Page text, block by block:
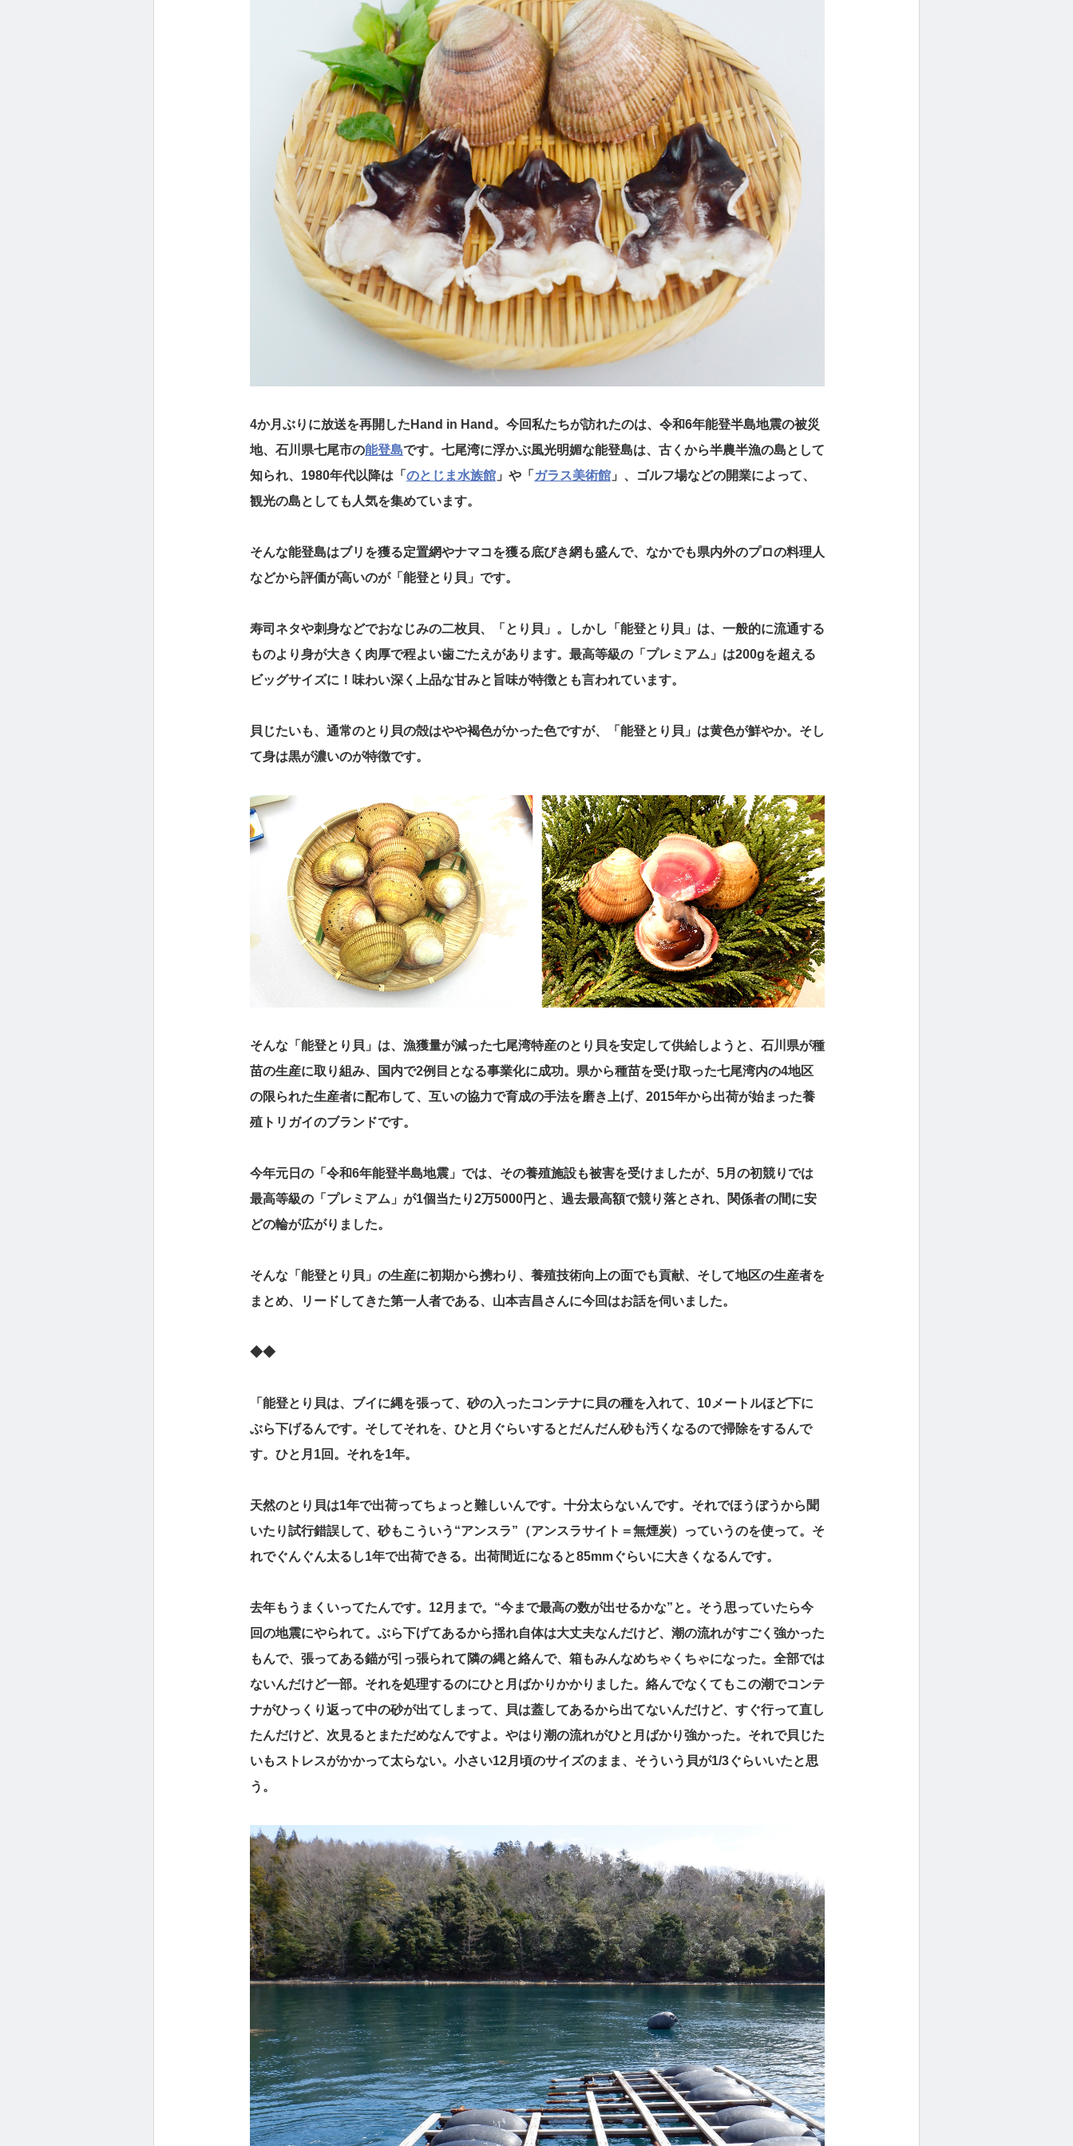
4か月ぶりに放送を再開したHand in Hand。今回私たちが訪れたのは、令和6年能登半島地震の被災
地、石川県七尾市の能登島です。七尾湾に浮かぶ風光明媚な能登島は、古くから半農半漁の島として
知られ、1980年代以降は「 のとじま水族館 」や「 ガラス美術館 」、ゴルフ場などの開業によって、
観光の島としても人気を集めています。
そんな能登島はブリを獲る定置網やナマコを獲る底びき網も盛んで、なかでも県内外のプロの料理人
などから評価が高いのが「能登とり貝」です。
寿司ネタや刺身などでおなじみの二枚貝、「とり貝」。しかし「能登とり貝」は、一般的に流通する
ものより身が大きく肉厚で程よい歯ごたえがあります。最高等級の「プレミアム」は200gを超える
ビッグサイズに！味わい深く上品な甘みと旨味が特徴とも言われています。
貝じたいも、通常のとり貝の殻はやや褐色がかった色ですが、「能登とり貝」は黄色が鮮やか。そし
て身は黒が濃いのが特徴です。
そんな「能登とり貝」は、漁獲量が減った七尾湾特産のとり貝を安定して供給しようと、石川県が種
苗の生産に取り組み、国内で2例目となる事業化に成功。県から種苗を受け取った七尾湾内の4地区
の限られた生産者に配布して、互いの協力で育成の手法を磨き上げ、2015年から出荷が始まった養
殖トリガイのブランドです。
今年元日の「令和6年能登半島地震」では、その養殖施設も被害を受けましたが、5月の初競りでは
最高等級の「プレミアム」が1個当たり2万5000円と、過去最高額で競り落とされ、関係者の間に安
どの輪が広がりました。
そんな「能登とり貝」の生産に初期から携わり、養殖技術向上の面でも貢献、そして地区の生産者を
まとめ、リードしてきた第一人者である、山本吉昌さんに今回はお話を伺いました。
◆◆
「能登とり貝は、ブイに縄を張って、砂の入ったコンテナに貝の種を入れて、10メートルほど下に
ぶら下げるんです。そしてそれを、ひと月ぐらいするとだんだん砂も汚くなるので掃除をするんで
す。ひと月1回。それを1年。
天然のとり貝は1年で出荷ってちょっと難しいんです。十分太らないんです。それでほうぼうから聞
いたり試行錯誤して、砂もこういう“アンスラ”（アンスラサイト＝無煙炭）っていうのを使って。そ
れでぐんぐん太るし1年で出荷できる。出荷間近になると85mmぐらいに大きくなるんです。
去年もうまくいってたんです。12月まで。“今まで最高の数が出せるかな”と。そう思っていたら今
回の地震にやられて。ぶら下げてあるから揺れ自体は大丈夫なんだけど、潮の流れがすごく強かった
もんで、張ってある錨が引っ張られて隣の縄と絡んで、箱もみんなめちゃくちゃになった。全部では
ないんだけど一部。それを処理するのにひと月ばかりかかりました。絡んでなくてもこの潮でコンテ
ナがひっくり返って中の砂が出てしまって、貝は蓋してあるから出てないんだけど、すぐ行って直し
たんだけど、次見るとまただめなんですよ。やはり潮の流れがひと月ばかり強かった。それで貝じた
いもストレスがかかって太らない。小さい12月頃のサイズのまま、そういう貝が1/3ぐらいいたと思
う。